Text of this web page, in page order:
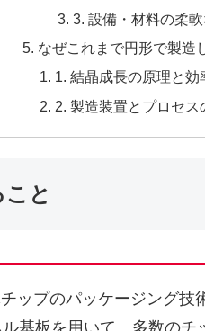
3. 設備・材料の柔
なぜこれまで円形で製造
1. 結晶成長の原理と効
2. 製造装置とプロセス
と
ップのパッケージング技